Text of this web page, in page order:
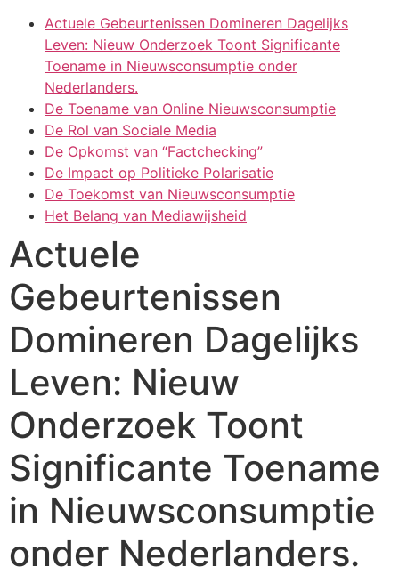
Actuele Gebeurtenissen Domineren Dagelijks
Leven: Nieuw Onderzoek Toont Significante
Toename in Nieuwsconsumptie onder
Nederlanders.
De Toename van Online Nieuwsconsumptie
De Rol van Sociale Media
De Opkomst van “Factchecking”
De Impact op Politieke Polarisatie
De Toekomst van Nieuwsconsumptie
Het Belang van Mediawijsheid
Actuele
Gebeurtenissen
Domineren Dagelijks
Leven: Nieuw
Onderzoek Toont
Significante Toename
in Nieuwsconsumptie
onder Nederlanders.